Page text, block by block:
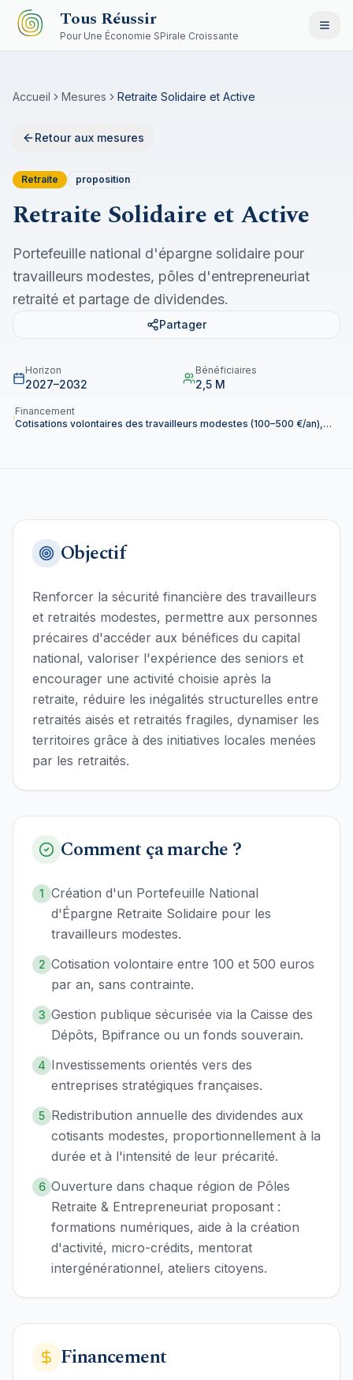
Aller au contenu principal
Tous Réussir
Pour Une Économie SPirale Croissante
Accueil Mesures Retraite Solidaire et Active
Retour aux mesures
Retraite proposition
Retraite Solidaire et Active
Portefeuille national d'épargne solidaire pour
travailleurs modestes, pôles d'entrepreneuriat
retraité et partage de dividendes.
Partager
Horizon
2027–2032
Bénéficiaires
2,5 M
Financement
Cotisations volontaires des travailleurs modestes (100–500 €/an),
Objectif
Renforcer la sécurité financière des travailleurs
et retraités modestes, permettre aux personnes
précaires d'accéder aux bénéfices du capital
national, valoriser l'expérience des seniors et
encourager une activité choisie après la
retraite, réduire les inégalités structurelles entre
retraités aisés et retraités fragiles, dynamiser les
territoires grâce à des initiatives locales menées
par les retraités.
Comment ça marche ?
1 Création d'un Portefeuille National
d'Épargne Retraite Solidaire pour les
travailleurs modestes.
2 Cotisation volontaire entre 100 et 500 euros
par an, sans contrainte.
3 Gestion publique sécurisée via la Caisse des
Dépôts, Bpifrance ou un fonds souverain.
4 Investissements orientés vers des
entreprises stratégiques françaises.
5 Redistribution annuelle des dividendes aux
cotisants modestes, proportionnellement à la
durée et à l'intensité de leur précarité.
6 Ouverture dans chaque région de Pôles
Retraite & Entrepreneuriat proposant :
formations numériques, aide à la création
d'activité, micro-crédits, mentorat
intergénérationnel, ateliers citoyens.
Financement